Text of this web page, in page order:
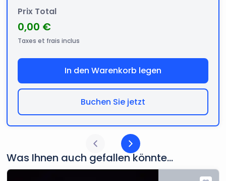
Prix Total
0,00 €
Taxes et frais inclus
In den Warenkorb legen
Buchen Sie jetzt
Was Ihnen auch gefallen könnte...